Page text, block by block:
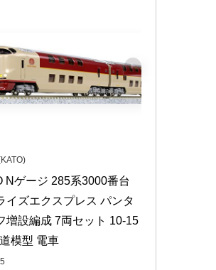
Nゲージ 285系3000番台
イズエクスプレス パンタ
増設編成 7両セット 10-15
模型 電車